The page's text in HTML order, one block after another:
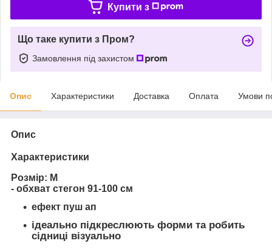
Купити з
Що таке купити з Пром?
Замовлення під захистом
Опис Характеристики Доставка Оплата Умови
Опис
Характеристики
Розмір: M
- обхват стегон 91-100 см
ефект пуш ап
ідеально підкреслюють форми та робить
сідниці візуально